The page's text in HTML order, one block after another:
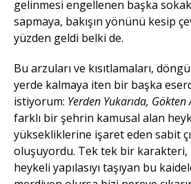
gelinmesi engellenen başka
sapmaya, bakışın yönünü kesip
yüzden geldi belki de.
Bu arzuları ve kısıtlamaları,
yerde kalmaya iten bir başka
istiyorum: Yerden Yukarıda, Gökten
farklı bir şehrin kamusal alan
yüksekliklerine işaret eden sabit
oluşuyordu. Tek tek bir karakteri,
heykeli yapılasıyı taşıyan bu